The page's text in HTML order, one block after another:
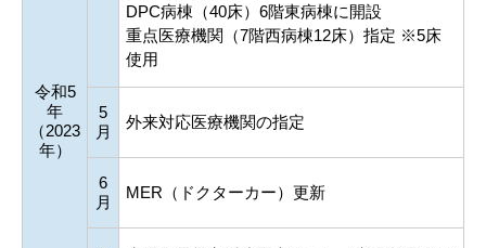
令和5
年
（2023
年）
DPC病棟（40床）6階東病棟に開設
重点医療機関（7階西病棟12床）指定 ※5床
使用
5
月
外来対応医療機関の指定
6
月
MER（ドクターカー）更新